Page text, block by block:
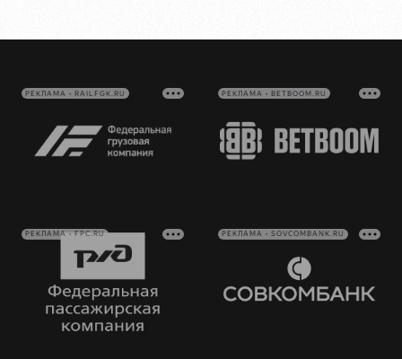
РЕКЛАМА • RAILFGK.RU РЕКЛАМА • BETBOOM.RU
РЕКЛАМА • FPC.RU РЕКЛАМА • SOVCOMBANK.RU